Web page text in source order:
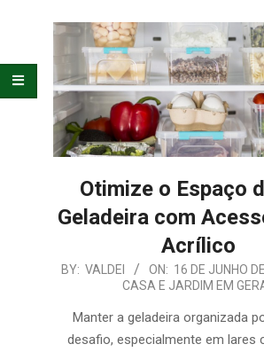
ORGANIZAÇÃO
Otimize o Espaço
Geladeira com
Acrílico
2026-
BY: VALDEI ON: 16 DE JUNHO
CASA E JARDIM EM
Manter a geladeira organizada
desafio, especialmente em lares